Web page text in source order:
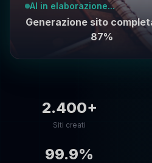
AI in elaborazione...
Generazione sito
87%
2.400+
Siti creati
99.9%